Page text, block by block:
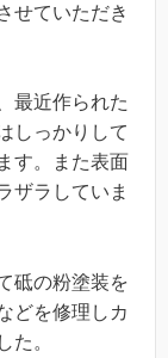
せていただき
最近作られた
しっかりして
す。また表面
ザラしていま
砥の粉塗装を
どを修理しカ
た。